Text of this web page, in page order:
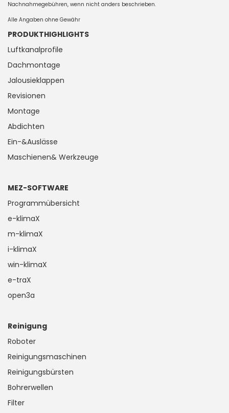
Nachnahmegebühren, wenn nicht anders beschrieben.
Alle Angaben ohne Gewähr
PRODUKTHIGHLIGHTS
Luftkanalprofile
Dachmontage
Jalousieklappen
Revisionen
Montage
Abdichten
Ein-&Auslässe
Maschienen& Werkzeuge
MEZ-SOFTWARE
Programmübersicht
e-klimaX
m-klimaX
i-klimaX
win-klimaX
e-traX
open3a
Reinigung
Roboter
Reinigungsmaschinen
Reinigungsbürsten
Bohrerwellen
Filter